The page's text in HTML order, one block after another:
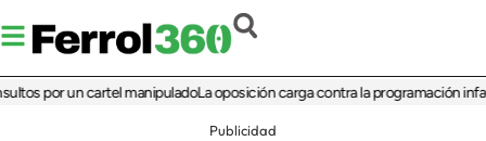
por un cartel manipuladoLa oposición carga contra la programación infantil
Publicidad